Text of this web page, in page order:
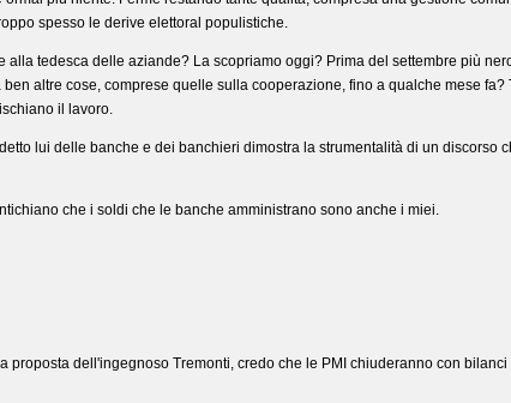
spesso le derive elettoral populistiche.
alla tedesca delle aziande? La scopriamo oggi? Prima del settembre più
altre cose, comprese quelle sulla cooperazione, fino a qualche mese
il lavoro.
lui delle banche e dei banchieri dimostra la strumentalità di un discorso
che i soldi che le banche amministrano sono anche i miei.
proposta dell'ingegnoso Tremonti, credo che le PMI chiuderanno con